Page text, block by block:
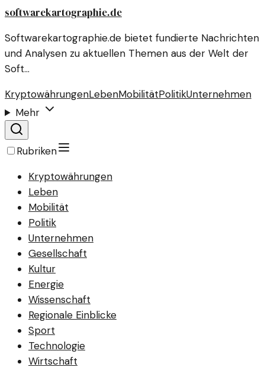
softwarekartographie.de
Softwarekartographie.de bietet fundierte Nachrichten
und Analysen zu aktuellen Themen aus der Welt der
Soft…
KryptowährungenLebenMobilitätPolitikUnternehmen
Mehr
Rubriken
Kryptowährungen
Leben
Mobilität
Politik
Unternehmen
Gesellschaft
Kultur
Energie
Wissenschaft
Regionale Einblicke
Sport
Technologie
Wirtschaft